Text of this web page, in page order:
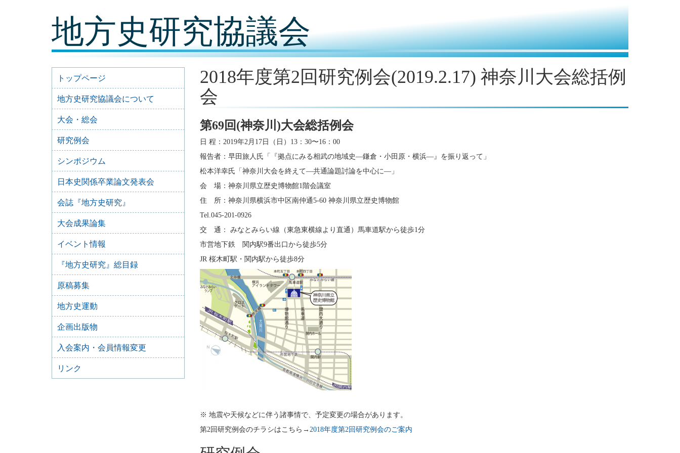
地方史研究協議会
2018年度第2回研究例会(2019.2.17) 神奈川大会総括例
会
第69回(神奈川)大会総括例会
日 程：2019年2月17日（日）13：30〜16：00
報告者：早田旅人氏「『拠点にみる相武の地域史―鎌倉・小田原・横浜―』を振り返って」
松本洋幸氏「神奈川大会を終えて―共通論題討論を中心に―」
会 場：神奈川県立歴史博物館1階会議室
住 所：神奈川県横浜市中区南仲通5-60 神奈川県立歴史博物館
Tel.045-201-0926
交 通： みなとみらい線（東急東横線より直通）馬車道駅から徒歩1分
市営地下鉄 関内駅9番出口から徒歩5分
JR 桜木町駅・関内駅から徒歩8分
※ 地震や天候などに伴う諸事情で、予定変更の場合があります。
第2回研究例会のチラシはこちら→ 2018年度第2回研究例会のご案内
トップページ
地方史研究協議会について
大会・総会
研究例会
シンポジウム
日本史関係卒業論文発表会
会誌『地方史研究』
大会成果論集
イベント情報
『地方史研究』総目録
原稿募集
地方史運動
企画出版物
入会案内・会員情報変更
リンク